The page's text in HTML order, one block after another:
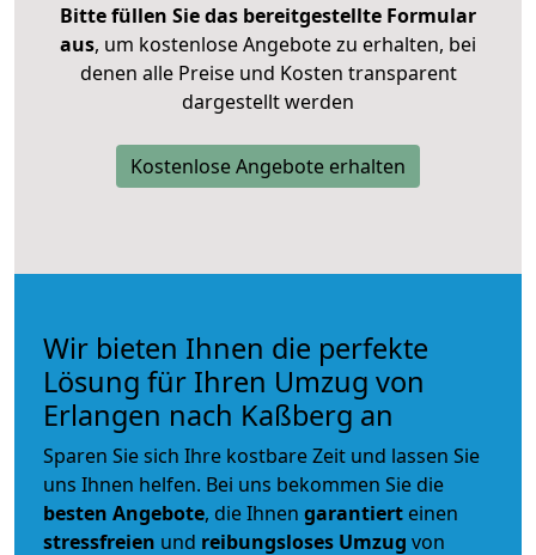
Bitte füllen Sie das bereitgestellte Formular
aus, um kostenlose Angebote zu erhalten, bei
denen alle Preise und Kosten transparent
dargestellt werden
Kostenlose Angebote erhalten
Wir bieten Ihnen die perfekte
Lösung für Ihren Umzug von
Erlangen nach Kaßberg an
Sparen Sie sich Ihre kostbare Zeit und lassen Sie
uns Ihnen helfen. Bei uns bekommen Sie die
besten Angebote, die Ihnen garantiert einen
stressfreien und reibungsloses Umzug von